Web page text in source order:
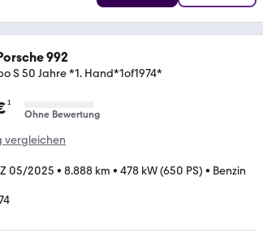
992
S 50 Jahre *1. Hand*1of1974*
¹
Ohne Bewertung
vergleichen
05/2025 • 8.888 km • 478 kW (650 PS) • Benzin